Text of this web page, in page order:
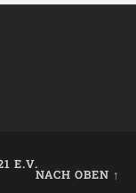
E.V.
NACH OBEN ↑